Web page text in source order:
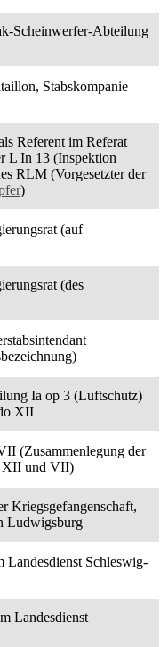
Scheinwerfer-Abteilung
Stabskompanie
Referent im Referat
L In 13 (Inspektion
RLM (Vorgesetzter der
)
(auf
(des
Ia op 3 (Luftschutz)
XII
(Zusammenlegung der
XII und VII)
Kriegsgefangenschaft,
Ludwigsburg
Landesdienst Schleswig-
Landesdienst